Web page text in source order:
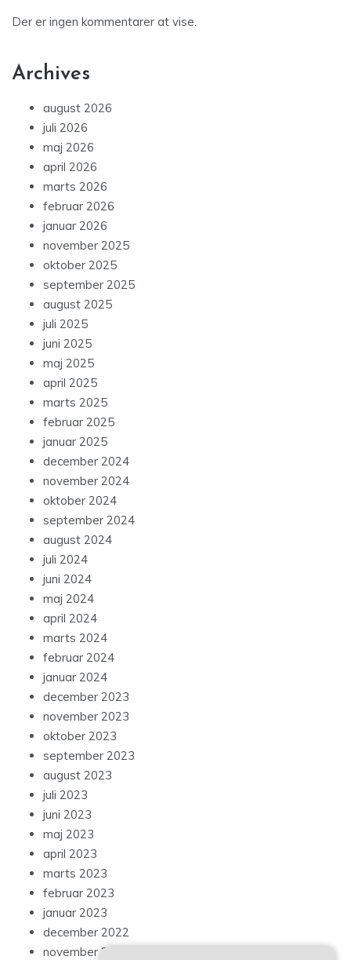
Der er ingen kommentarer at vise.
Archives
august 2026
juli 2026
maj 2026
april 2026
marts 2026
februar 2026
januar 2026
november 2025
oktober 2025
september 2025
august 2025
juli 2025
juni 2025
maj 2025
april 2025
marts 2025
februar 2025
januar 2025
december 2024
november 2024
oktober 2024
september 2024
august 2024
juli 2024
juni 2024
maj 2024
april 2024
marts 2024
februar 2024
januar 2024
december 2023
november 2023
oktober 2023
september 2023
august 2023
juli 2023
juni 2023
maj 2023
april 2023
marts 2023
februar 2023
januar 2023
december 2022
november 2022